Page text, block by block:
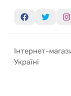
Інтернет-
Україні